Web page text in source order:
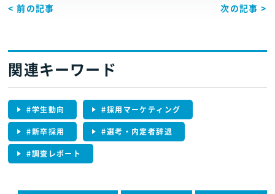
< 前の記事 次の記事 >
関連キーワード
#学生動向
#採用マーケティング
#新卒採用
#選考・内定者辞退
#調査レポート